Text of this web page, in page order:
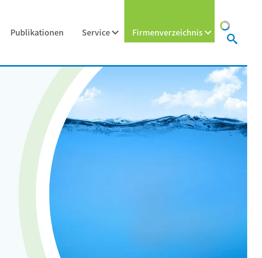
Publikationen Service Firmenverzeichnis